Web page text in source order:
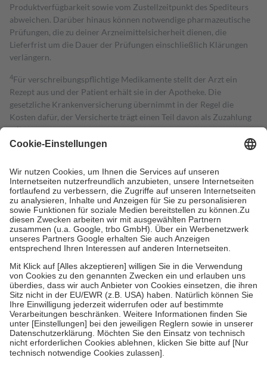
Produktverfügbarkeit sowie vom Zustellzeitpunkt des Spediteurs
abweichen. Darüber hinaus können notwendige pharmazeutische
Prüfungen, die zu deiner Arzneimittelsicherheit dienen, die
Lieferfrist um die Dauer der Prüfungen einschließlich Klärungen
verlängern.
4Für verschreibungspflichtige Medikamente stellt der Arzt ein
Rezept aus und der Patient erhält sie in der Apotheke. Die
gesetzliche Krankenversicherung übernimmt in der Regel die
Kosten dafür, der Versicherte trägt einen Teil davon als Zuzahlung
mit.
Grundsätzlich leisten Mitglieder Zuzahlungen in Höhe von zehn
höchstens zehn Euro.
Es sind jedoch nie mehr als die tatsächlichen
Kosten der Leistung zu entrichten.
Diese Regeln gelten grundsätzlich auch für Online-Apotheken.
Bei Heilmitteln und häuslicher Krankenpflege beträgt die
Zuzahlung zehn Prozent der Kosten sowie zehn Euro je
Verordnung.
Um das Engagement der Versicherten für ihre eigene Gesundheit zu
stärken und die besondere Stellung der Familie zu unterstützen,
fallenkeine Zuzahlungenan bei:
• Kindern und Jugendlichen bis zum vollendeten 18. Lebensjahr
mit Ausnahme der Fahrkosten
• Untersuchungen zur Vorsorge und Früherkennung, die von der
GKV getragen werden
• empfohlenen Schutzimpfungen
• Harn- und Blutteststreifen